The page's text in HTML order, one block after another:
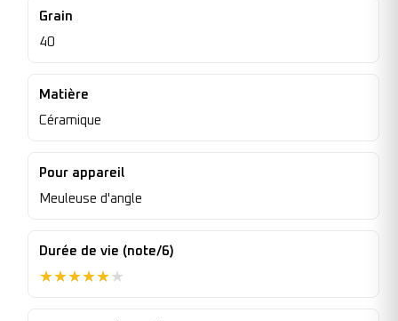
Grain
40
Matière
Céramique
Pour appareil
Meuleuse d'angle
Durée de vie (note/6)
★★★★★★